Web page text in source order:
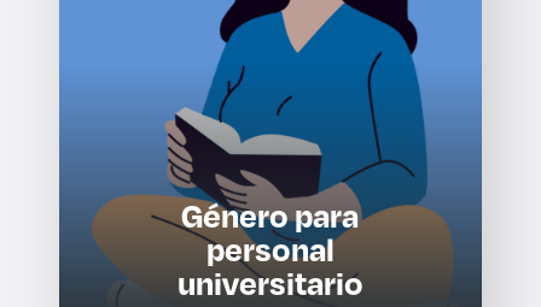
Género para
personal
universitario